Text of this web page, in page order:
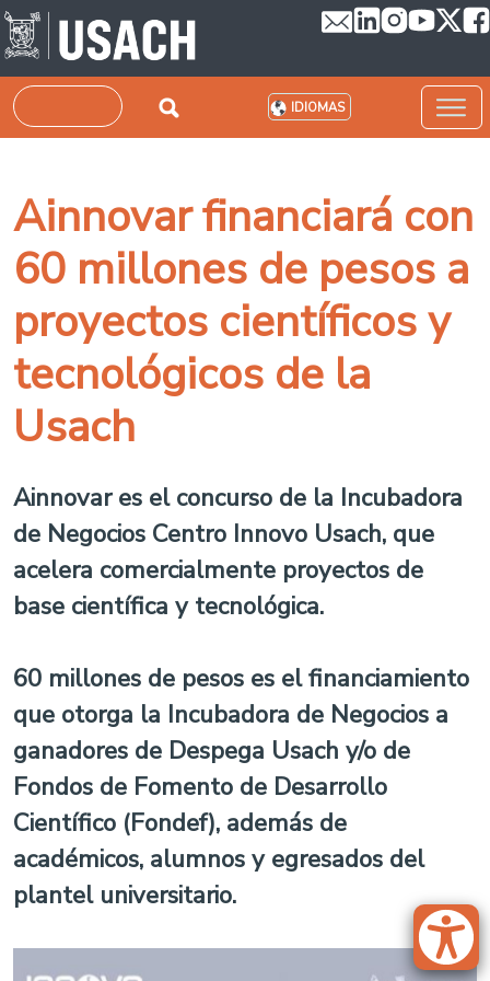
Pasar al contenido principal
Buscar IDIOMAS
Ainnovar financiará con
60 millones de pesos a
proyectos científicos y
tecnológicos de la
Usach
Ainnovar es el concurso de la Incubadora
de Negocios Centro Innovo Usach, que
acelera comercialmente proyectos de
base científica y tecnológica.
60 millones de pesos es el financiamiento
que otorga la Incubadora de Negocios a
ganadores de Despega Usach y/o de
Fondos de Fomento de Desarrollo
Científico (Fondef), además de
académicos, alumnos y egresados del
plantel universitario.